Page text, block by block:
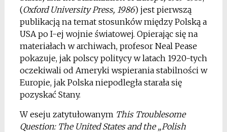
(Oxford University Press, 1986) jest pierwszą
publikacją na temat stosunków między Polską a
USA po I-ej wojnie światowej. Opierając się na
materiałach w archiwach, profesor Neal Pease
pokazuje, jak polscy politycy w latach 1920-tych
oczekiwali od Ameryki wspierania stabilności w
Europie, jak Polska niepodległa starała się
pozyskać Stany.
W eseju zatytułowanym This Troublesome
Question: The United States and the „Polish